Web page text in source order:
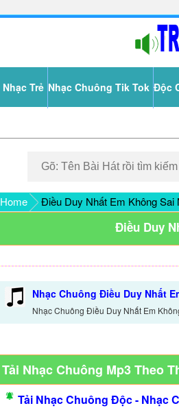
Nhạc Trẻ Nhạc Chuông Tik Tok Độc
Home Điều Duy Nhất Em Không Sai
Điều Duy
Nhạc Chuông Điều Duy Nhất
Nhạc Chuông Điều Duy Nhất Em
Tải Nhạc Chuông Mp3 Theo
Tải Nhạc Chuông Độc - Nhạc